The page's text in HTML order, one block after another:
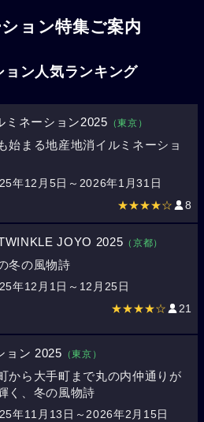
ョン特集ご案内
ョン人気ランキング
ネーション2025 （東京）
始まる地産地消イルミネーショ
年12月5日～2026年1月31日
★★★★☆ 8
JOYO 2025 （京都）
冬の風物詩
年12月1日～12月25日
★★★★☆ 21
ョン 2025 （東京）
から大手町まで丸の内仲通りが
く、冬の風物詩
年11月13日～2026年2月15日